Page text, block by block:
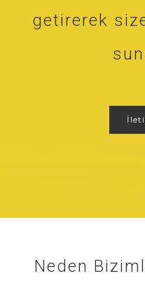
getirerek
Neden